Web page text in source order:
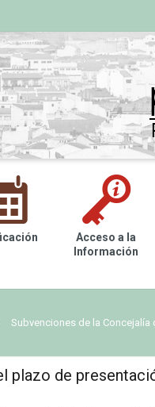
G
Acceso a la
Información
Subvenciones de la Concejalía
plazo de